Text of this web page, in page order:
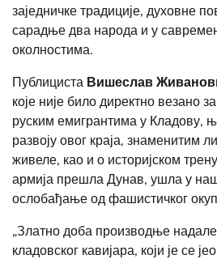
заједничке традиције, духовне
сарадње два народа и у
околностима.
Публициста Вишеслав
које није било директно везано
руским емигрантима у Кладову,
развоју овог краја, знаменитим
живеле, као и о историјском
армија прешла Дунав, ушла у
ослобађање од фашистичког
„Златно доба производње
кладовског кавијара, који је се